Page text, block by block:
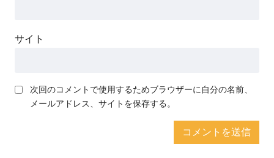
サイト
次回のコメントで使用するためブラウザーに自分の名前、
メールアドレス、サイトを保存する。